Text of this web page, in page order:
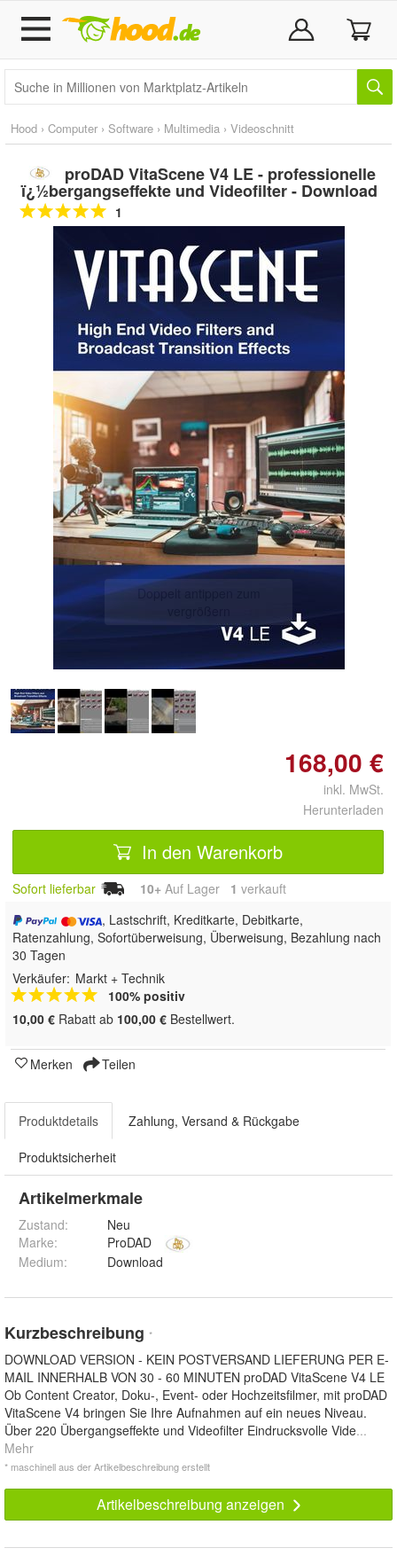
Hood › Computer › Software › Multimedia › Videoschnitt
proDAD VitaScene V4 LE - professionelle
ï¿½bergangseffekte und Videofilter - Download
1
Doppelt antippen zum
168,00 €
inkl. MwSt.
Herunterladen
In den Warenkorb
Sofort lieferbar 10+ Auf Lager 1 verkauft
, Lastschrift, Kreditkarte, Debitkarte,
Ratenzahlung, Sofortüberweisung, Überweisung, Bezahlung nach
30 Tagen
Verkäufer: Markt + Technik
100% positiv
10,00 € Rabatt ab 100,00 € Bestellwert.
Merken Teilen
Produktdetails Zahlung, Versand & Rückgabe
Produktsicherheit
Artikelmerkmale
Zustand:
Neu
Marke:
ProDAD
Medium: Download
Kurzbeschreibung *
DOWNLOAD VERSION - KEIN POSTVERSAND LIEFERUNG PER E-
MAIL INNERHALB VON 30 - 60 MINUTEN proDAD VitaScene V4 LE
Ob Content Creator, Doku-, Event- oder Hochzeitsfilmer, mit proDAD
VitaScene V4 bringen Sie Ihre Aufnahmen auf ein neues Niveau.
Über 220 Übergangseffekte und Videofilter Eindrucksvolle Vide...
Mehr
* maschinell aus der Artikelbeschreibung erstellt
Artikelbeschreibung anzeigen